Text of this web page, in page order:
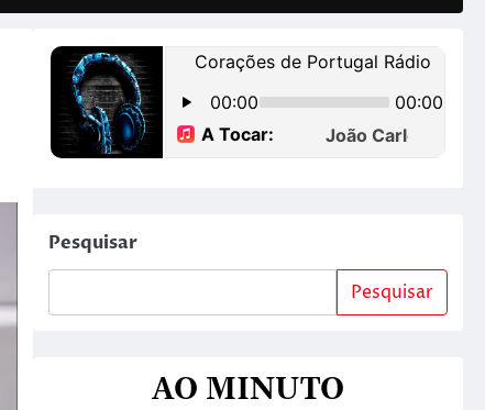
Pesquisar
Pesquisar
AO MINUTO